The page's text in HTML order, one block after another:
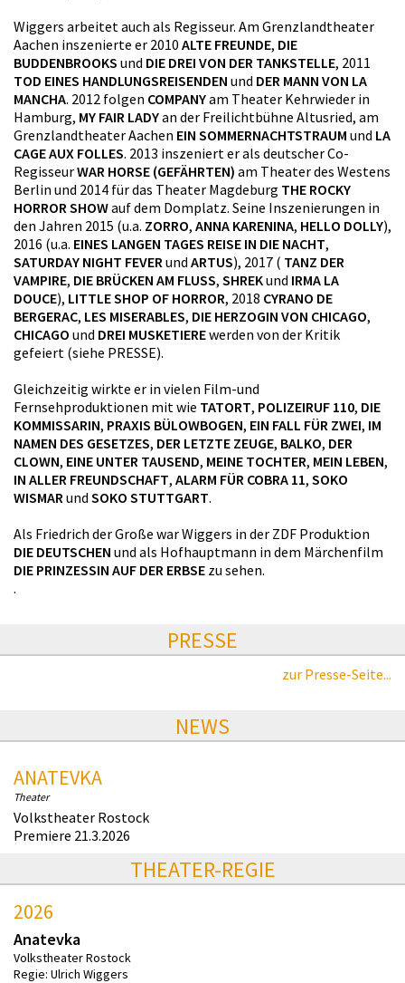
Wiggers arbeitet auch als Regisseur. Am Grenzlandtheater
Aachen inszenierte er 2010 ALTE FREUNDE, DIE
BUDDENBROOKS und DIE DREI VON DER TANKSTELLE, 2011
TOD EINES HANDLUNGSREISENDEN und DER MANN VON LA
MANCHA. 2012 folgen COMPANYam Theater Kehrwieder in
Hamburg, MY FAIR LADYan der Freilichtbühne Altusried, am
Grenzlandtheater Aachen EIN SOMMERNACHTSTRAUM und LA
CAGE AUX FOLLES. 2013 inszeniert er als deutscher Co-
RegisseurWAR HORSE (GEFÄHRTEN) am Theater des Westens
Berlin und 2014 für das Theater Magdeburg THE ROCKY
HORROR SHOWauf dem Domplatz. Seine Inszenierungen in
den Jahren 2015 (u.a. ZORRO, ANNA KARENINA, HELLO DOLLY),
2016 (u.a. EINES LANGEN TAGES REISE IN DIE NACHT,
SATURDAY NIGHT FEVER und ARTUS), 2017 ( TANZ DER
VAMPIRE, DIE BRÜCKEN AM FLUSS, SHREKund IRMA LA
DOUCE), LITTLE SHOP OF HORROR, 2018 CYRANO DE
BERGERAC, LES MISERABLES, DIE HERZOGIN VON CHICAGO,
CHICAGO und DREI MUSKETIEREwerden von der Kritik
gefeiert (siehe PRESSE).
Gleichzeitig wirkte er in vielen Film-und
Fernsehproduktionen mit wie TATORT, POLIZEIRUF 110, DIE
KOMMISSARIN, PRAXIS BÜLOWBOGEN, EIN FALL FÜR ZWEI, IM
NAMEN DES GESETZES, DER LETZTE ZEUGE, BALKO, DER
CLOWN, EINE UNTER TAUSEND, MEINE TOCHTER, MEIN LEBEN,
IN ALLER FREUNDSCHAFT, ALARM FÜR COBRA 11, SOKO
WISMAR und SOKO STUTTGART.
Als Friedrich der Große war Wiggers in der ZDF Produktion
DIE DEUTSCHEN und als Hofhauptmann in dem Märchenfilm
DIE PRINZESSIN AUF DER ERBSE zu sehen.
.
PRESSE
zur Presse-Seite...
NEWS
ANATEVKA
Theater
Volkstheater Rostock
Premiere 21.3.2026
THEATER-REGIE
2026
Anatevka
Volkstheater Rostock
Regie: Ulrich Wiggers